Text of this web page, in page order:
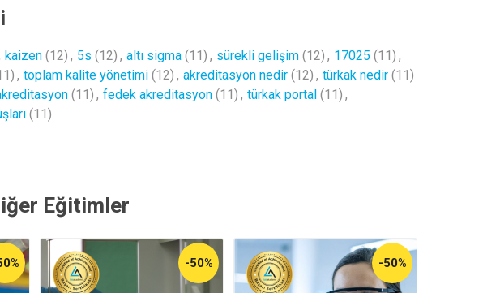
kaizen (12) , 5s (12) , altı sigma (11) , sürekli gelişim (12) , 17025 (11) ,
, toplam kalite yönetimi (12) , akreditasyon nedir (12) , türkak nedir (11)
(11) , fedek akreditasyon (11) , türkak portal (11) ,
(11)
Eğitimler
-50% -50%